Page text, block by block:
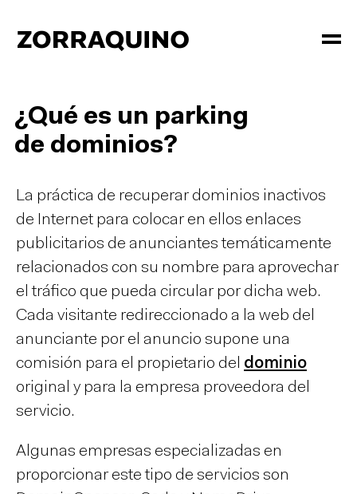
¿Qué es un parking
de dominios?
La práctica de recuperar dominios inactivos
de Internet para colocar en ellos enlaces
publicitarios de anunciantes temáticamente
relacionados con su nombre para aprovechar
el tráfico que pueda circular por dicha web.
Cada visitante redireccionado a la web del
anunciante por el anuncio supone una
comisión para el propietario del dominio
original y para la empresa proveedora del
servicio.
Algunas empresas especializadas en
proporcionar este tipo de servicios son